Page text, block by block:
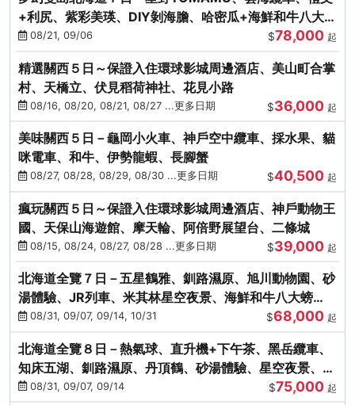
+利尻、紫彩美瑛、DIY剝海膽、哈密瓜+海鮮和牛八大螃
蟹吃到飽
08/21, 09/06 $78,000 起
精選關西５日～保證入住環球影城周邊酒店、美山町合掌
村、天橋立、伏見稻荷神社、花見小路
08/16, 08/20, 08/21, 08/27 ...更多日期 $36,000 起
美味關西５日－龜岡小火車、神戶空中纜車、採水果、貓
咪電車、和牛、伊勢龍蝦、長腳蟹
08/27, 08/28, 08/29, 08/30 ...更多日期 $40,500 起
瘋玩關西５日～保證入住環球影城周邊酒店、神戶動物王
國、天保山海遊館、摩天輪、阿倍野展望台、二條城
08/15, 08/24, 08/27, 08/28 ...更多日期 $39,000 起
北海道全覽７日－五星鶴雅、釧路濕原、旭川動物園、砂
湯體驗、JR列車、米其林星空夜景、海鮮和牛八大螃
蟹、卡哇依熊牧場
08/31, 09/07, 09/14, 10/31 $68,000 起
北海道全覽８日－熱氣球、直升機+下午茶、黑岳纜車、
知床五湖、釧路濕原、丹頂鶴、砂湯體驗、星空夜景、洞
爺花火、螃蟹懷石料理
08/31, 09/07, 09/14 $75,000 起